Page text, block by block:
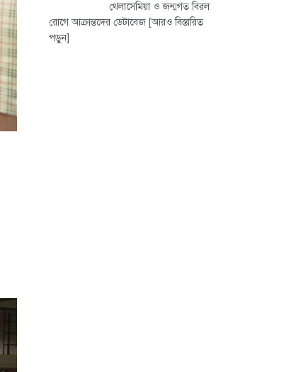
থেলাসেমিয়া ও জন্মগত বিরল
রোগে আক্রান্তদের ডেটাবেজ [আরও বিস্তারিত
পড়ুন]